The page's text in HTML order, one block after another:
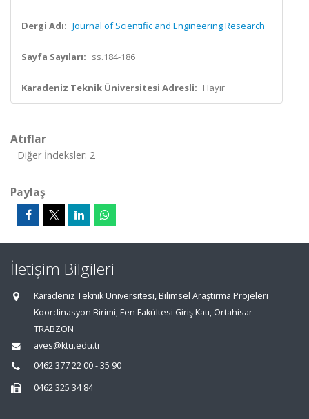
Dergi Adı: Journal of Scientific and Engineering Research
Sayfa Sayıları: ss.184-186
Karadeniz Teknik Üniversitesi Adresli: Hayır
Atıflar
Diğer İndeksler: 2
Paylaş
İletişim Bilgileri
Karadeniz Teknik Üniversitesi, Bilimsel Araştırma Projeleri
Koordinasyon Birimi, Fen Fakültesi Giriş Katı, Ortahisar
TRABZON
aves@ktu.edu.tr
0462 377 22 00 - 35 90
0462 325 34 84